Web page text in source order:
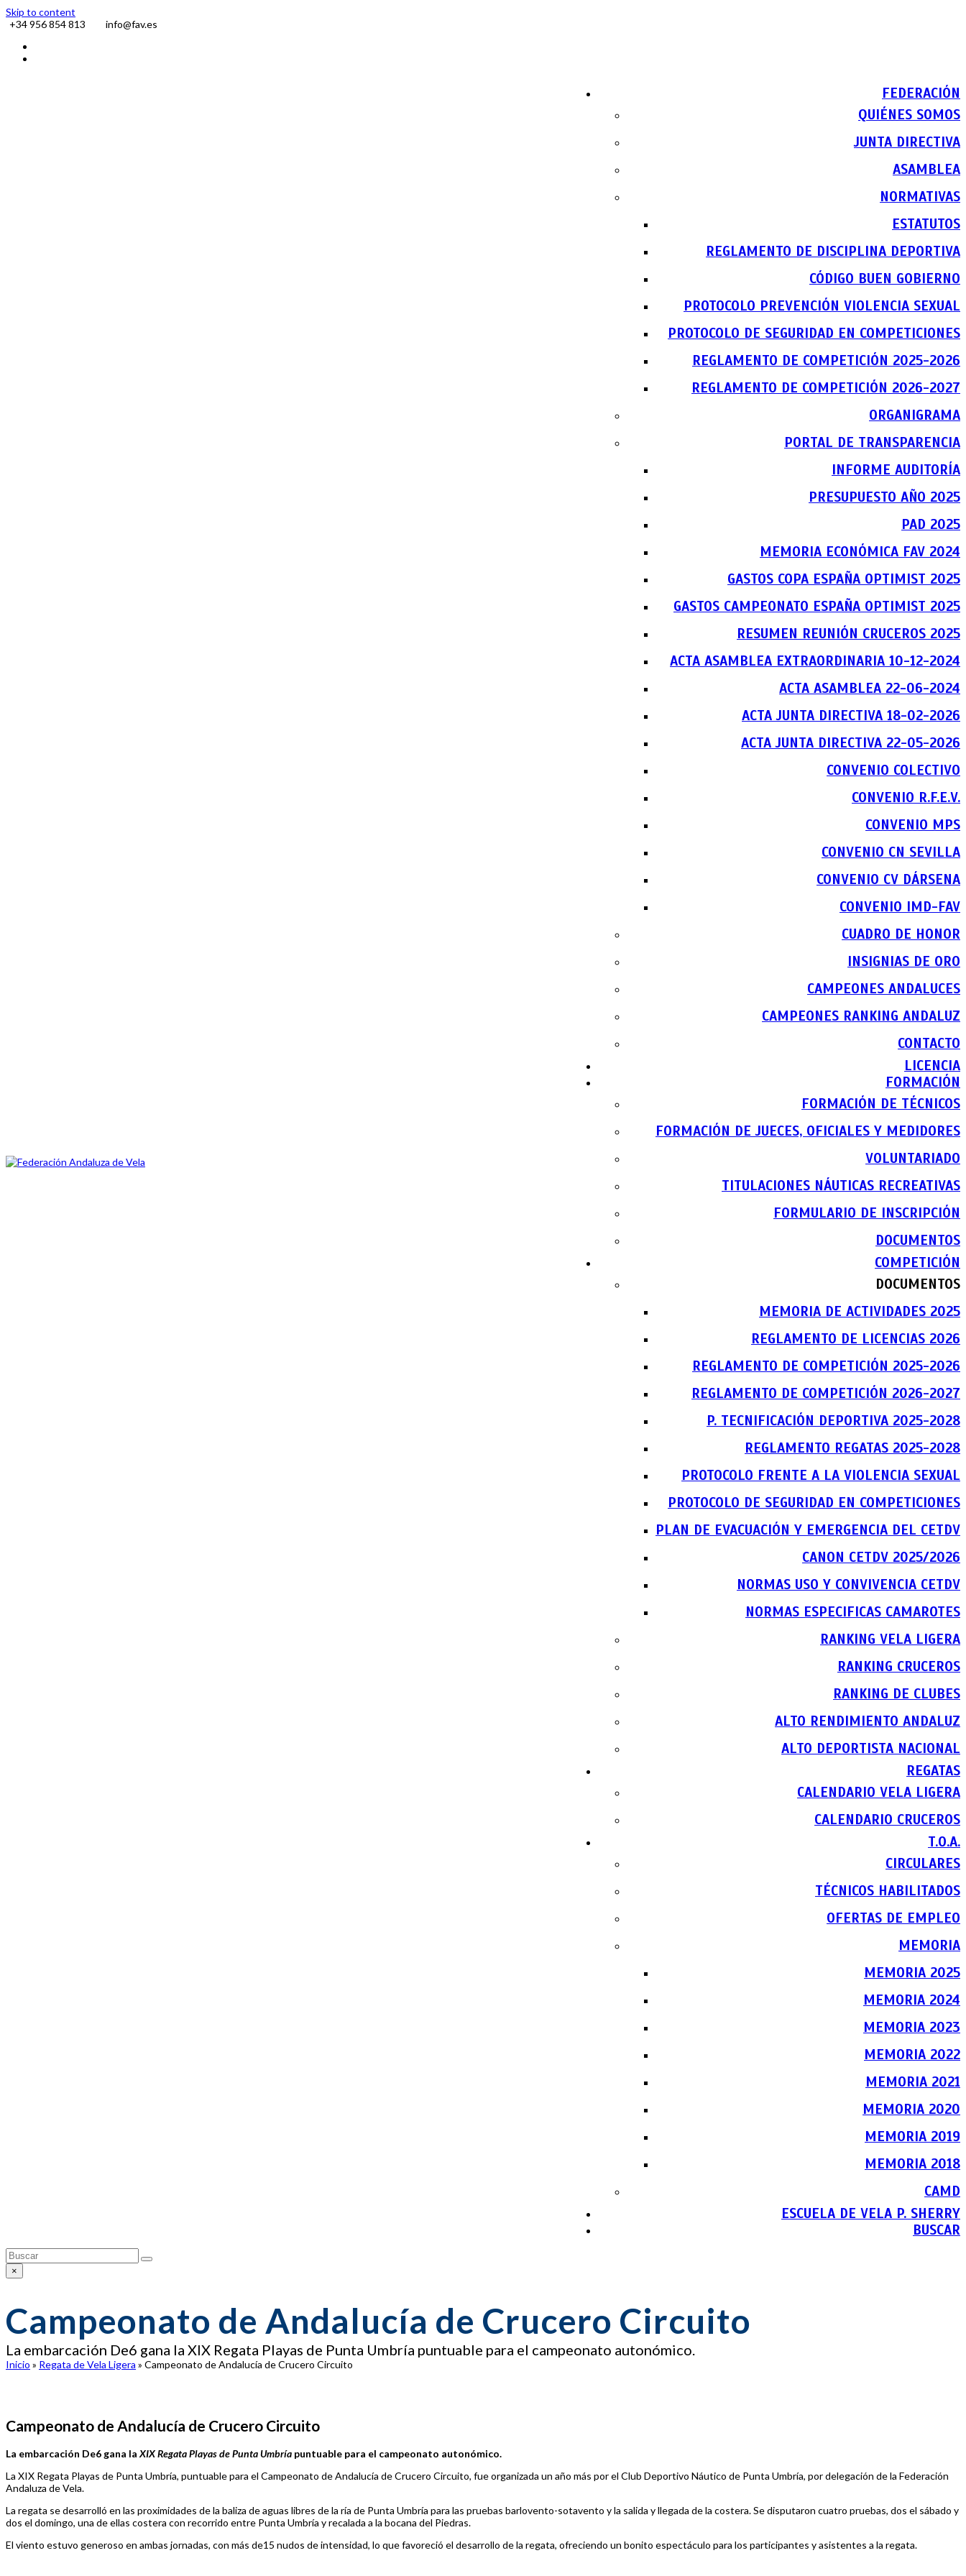
Skip to content
+34 956 854 813
info@fav.es
FEDERACIÓN
QUIÉNES SOMOS
JUNTA DIRECTIVA
ASAMBLEA
NORMATIVAS
ESTATUTOS
REGLAMENTO DE DISCIPLINA DEPORTIVA
CÓDIGO BUEN GOBIERNO
PROTOCOLO PREVENCIÓN VIOLENCIA SEXUAL
PROTOCOLO DE SEGURIDAD EN COMPETICIONES
REGLAMENTO DE COMPETICIÓN 2025-2026
REGLAMENTO DE COMPETICIÓN 2026-2027
ORGANIGRAMA
PORTAL DE TRANSPARENCIA
INFORME AUDITORÍA
PRESUPUESTO AÑO 2025
PAD 2025
MEMORIA ECONÓMICA FAV 2024
GASTOS COPA ESPAÑA OPTIMIST 2025
GASTOS CAMPEONATO ESPAÑA OPTIMIST 2025
RESUMEN REUNIÓN CRUCEROS 2025
ACTA ASAMBLEA EXTRAORDINARIA 10-12-2024
ACTA ASAMBLEA 22-06-2024
ACTA JUNTA DIRECTIVA 18-02-2026
ACTA JUNTA DIRECTIVA 22-05-2026
CONVENIO COLECTIVO
CONVENIO R.F.E.V.
CONVENIO MPS
CONVENIO CN SEVILLA
CONVENIO CV DÁRSENA
CONVENIO IMD-FAV
CUADRO DE HONOR
INSIGNIAS DE ORO
CAMPEONES ANDALUCES
CAMPEONES RANKING ANDALUZ
CONTACTO
LICENCIA
FORMACIÓN
FORMACIÓN DE TÉCNICOS
FORMACIÓN DE JUECES, OFICIALES Y MEDIDORES
VOLUNTARIADO
TITULACIONES NÁUTICAS RECREATIVAS
FORMULARIO DE INSCRIPCIÓN
DOCUMENTOS
COMPETICIÓN
DOCUMENTOS
MEMORIA DE ACTIVIDADES 2025
REGLAMENTO DE LICENCIAS 2026
REGLAMENTO DE COMPETICIÓN 2025-2026
REGLAMENTO DE COMPETICIÓN 2026-2027
P. TECNIFICACIÓN DEPORTIVA 2025-2028
REGLAMENTO REGATAS 2025-2028
PROTOCOLO FRENTE A LA VIOLENCIA SEXUAL
PROTOCOLO DE SEGURIDAD EN COMPETICIONES
PLAN DE EVACUACIÓN Y EMERGENCIA DEL CETDV
CANON CETDV 2025/2026
NORMAS USO Y CONVIVENCIA CETDV
NORMAS ESPECIFICAS CAMAROTES
RANKING VELA LIGERA
RANKING CRUCEROS
RANKING DE CLUBES
ALTO RENDIMIENTO ANDALUZ
ALTO DEPORTISTA NACIONAL
REGATAS
CALENDARIO VELA LIGERA
CALENDARIO CRUCEROS
T.O.A.
CIRCULARES
TÉCNICOS HABILITADOS
OFERTAS DE EMPLEO
MEMORIA
MEMORIA 2025
MEMORIA 2024
MEMORIA 2023
MEMORIA 2022
MEMORIA 2021
MEMORIA 2020
MEMORIA 2019
MEMORIA 2018
CAMD
ESCUELA DE VELA P. SHERRY
BUSCAR
Buscar
Enviar
×
Close
Campeonato de Andalucía de Crucero Circuito
La embarcación De6 gana la XIX Regata Playas de Punta Umbría puntuable para el campeonato autonómico.
Inicio » Regata de Vela Ligera » Campeonato de Andalucía de Crucero Circuito
Campeonato de Andalucía de Crucero Circuito
La embarcación De6 gana la XIX Regata Playas de Punta Umbría puntuable para el campeonato autonómico.
La XIX Regata Playas de Punta Umbría, puntuable para el Campeonato de Andalucía de Crucero Circuito, fue organizada un año más por el Club Deportivo Náutico de Punta Umbría, por delegación de la Federación
Andaluza de Vela.
La regata se desarrolló en las proximidades de la baliza de aguas libres de la ría de Punta Umbría para las pruebas barlovento-sotavento y la salida y llegada de la costera. Se disputaron cuatro pruebas, dos el sábado y
dos el domingo, una de ellas costera con recorrido entre Punta Umbría y recalada a la bocana del Piedras.
El viento estuvo generoso en ambas jornadas, con más de15 nudos de intensidad, lo que favoreció el desarrollo de la regata, ofreciendo un bonito espectáculo para los participantes y asistentes a la regata.